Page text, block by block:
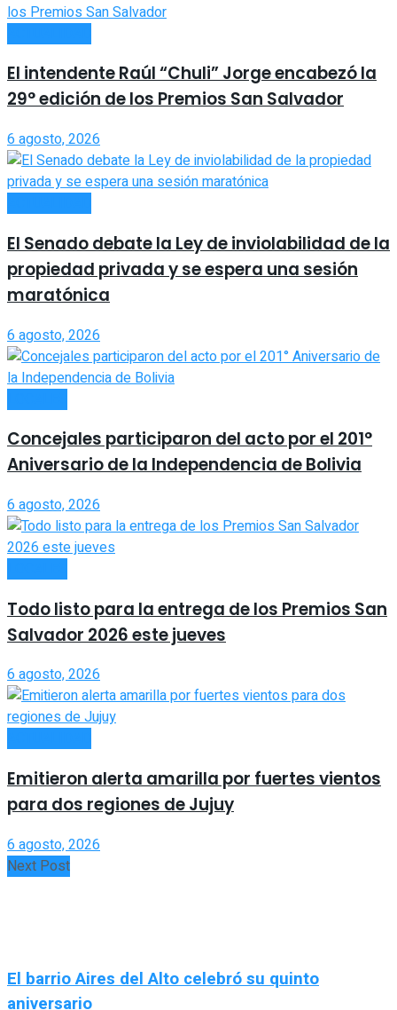
El intendente Raúl “Chuli” Jorge encabezó la
29° edición de los Premios San Salvador
6 agosto, 2026
El Senado debate la Ley de inviolabilidad de la
propiedad privada y se espera una sesión
maratónica
6 agosto, 2026
Concejales participaron del acto por el 201°
Aniversario de la Independencia de Bolivia
6 agosto, 2026
Todo listo para la entrega de los Premios San
Salvador 2026 este jueves
6 agosto, 2026
Emitieron alerta amarilla por fuertes vientos
para dos regiones de Jujuy
6 agosto, 2026
Next Post
El barrio Aires del Alto celebró su quinto
aniversario